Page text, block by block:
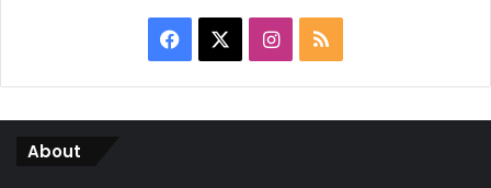
Facebook Instagram
RSS
About